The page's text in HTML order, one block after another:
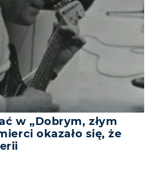
w „Dobrym, złym
okazało się, że